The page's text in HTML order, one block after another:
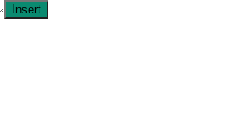
Insert